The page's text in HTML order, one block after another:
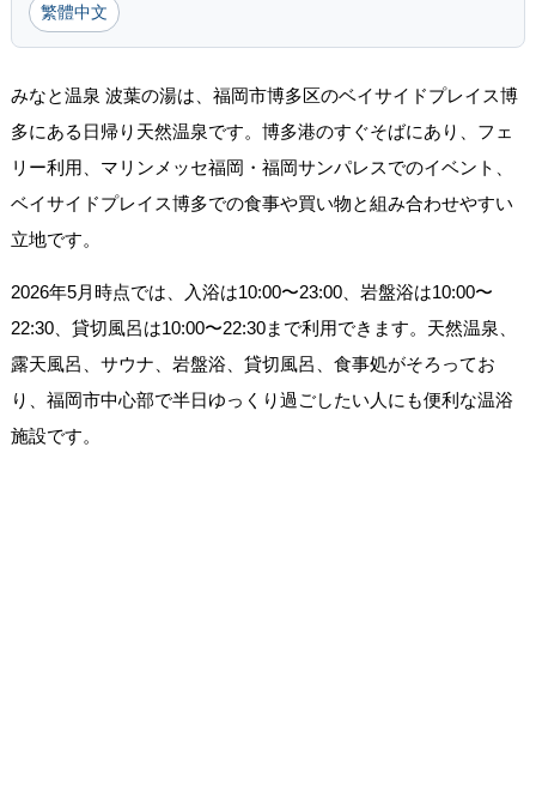
繁體中文
みなと温泉 波葉の湯は、福岡市博多区のベイサイドプレイス博
多にある日帰り天然温泉です。博多港のすぐそばにあり、フェ
リー利用、マリンメッセ福岡・福岡サンパレスでのイベント、
ベイサイドプレイス博多での食事や買い物と組み合わせやすい
立地です。
2026年5月時点では、入浴は10:00〜23:00、岩盤浴は10:00〜
22:30、貸切風呂は10:00〜22:30まで利用できます。天然温泉、
露天風呂、サウナ、岩盤浴、貸切風呂、食事処がそろってお
り、福岡市中心部で半日ゆっくり過ごしたい人にも便利な温浴
施設です。